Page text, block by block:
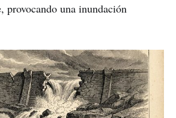
provocando una inundación